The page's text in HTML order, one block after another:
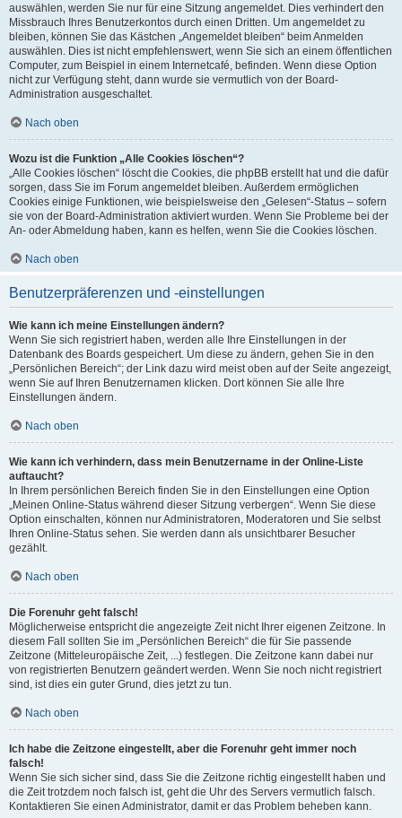
auswählen, werden Sie nur für eine Sitzung angemeldet. Dies verhindert den
Missbrauch Ihres Benutzerkontos durch einen Dritten. Um angemeldet zu
bleiben, können Sie das Kästchen „Angemeldet bleiben“ beim Anmelden
auswählen. Dies ist nicht empfehlenswert, wenn Sie sich an einem öffentlichen
Computer, zum Beispiel in einem Internetcafé, befinden. Wenn diese Option
nicht zur Verfügung steht, dann wurde sie vermutlich von der Board-
Administration ausgeschaltet.
Nach oben
Wozu ist die Funktion „Alle Cookies löschen“?
„Alle Cookies löschen“ löscht die Cookies, die phpBB erstellt hat und die dafür
sorgen, dass Sie im Forum angemeldet bleiben. Außerdem ermöglichen
Cookies einige Funktionen, wie beispielsweise den „Gelesen“-Status – sofern
sie von der Board-Administration aktiviert wurden. Wenn Sie Probleme bei der
An- oder Abmeldung haben, kann es helfen, wenn Sie die Cookies löschen.
Nach oben
Benutzerpräferenzen und -einstellungen
Wie kann ich meine Einstellungen ändern?
Wenn Sie sich registriert haben, werden alle Ihre Einstellungen in der
Datenbank des Boards gespeichert. Um diese zu ändern, gehen Sie in den
„Persönlichen Bereich“; der Link dazu wird meist oben auf der Seite angezeigt,
wenn Sie auf Ihren Benutzernamen klicken. Dort können Sie alle Ihre
Einstellungen ändern.
Nach oben
Wie kann ich verhindern, dass mein Benutzername in der Online-Liste
auftaucht?
In Ihrem persönlichen Bereich finden Sie in den Einstellungen eine Option
„Meinen Online-Status während dieser Sitzung verbergen“. Wenn Sie diese
Option einschalten, können nur Administratoren, Moderatoren und Sie selbst
Ihren Online-Status sehen. Sie werden dann als unsichtbarer Besucher
gezählt.
Nach oben
Die Forenuhr geht falsch!
Möglicherweise entspricht die angezeigte Zeit nicht Ihrer eigenen Zeitzone. In
diesem Fall sollten Sie im „Persönlichen Bereich“ die für Sie passende
Zeitzone (Mitteleuropäische Zeit, ...) festlegen. Die Zeitzone kann dabei nur
von registrierten Benutzern geändert werden. Wenn Sie noch nicht registriert
sind, ist dies ein guter Grund, dies jetzt zu tun.
Nach oben
Ich habe die Zeitzone eingestellt, aber die Forenuhr geht immer noch
falsch!
Wenn Sie sich sicher sind, dass Sie die Zeitzone richtig eingestellt haben und
die Zeit trotzdem noch falsch ist, geht die Uhr des Servers vermutlich falsch.
Kontaktieren Sie einen Administrator, damit er das Problem beheben kann.